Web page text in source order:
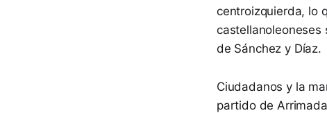
centroizquierda, lo
castellanoleoneses
de Sánchez y Díaz.
Ciudadanos y la
partido de